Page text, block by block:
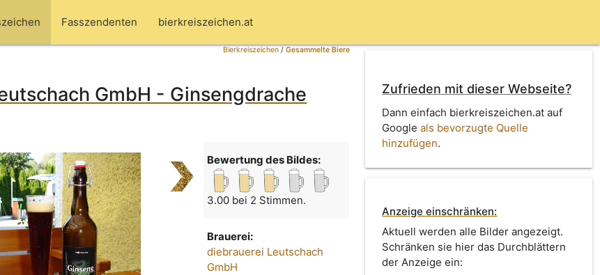
Fasszendenten bierkreiszeichen.at
Bierkreiszeichen/Gesammelte Biere
GmbH - Ginsengdrache
Bewertung des Bildes:
3.00 bei 2 Stimmen.
Brauerei:
diebrauerei Leutschach
GmbH
Zufrieden mit dieser Webseite?
Dann einfach bierkreiszeichen.at auf
Googleals bevorzugte Quelle
hinzufügen.
Anzeige einschränken:
Aktuell werden alle Bilder angezeigt.
Schränken sie hier das Durchblättern
der Anzeige ein: